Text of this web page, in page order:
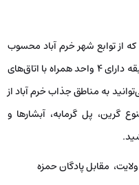
از توابع شهر خرم آباد محسوب
می‌شود واقع گردیده است. این هتل دو طبقه دارای ۴ واحد همراه با اتاق‌های
به مناطق جذاب خرم آباد از
پل گرمابه، آبشارها و